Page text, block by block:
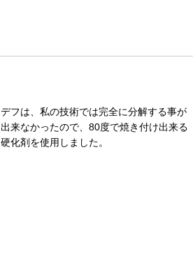
デフは、私の技術では完全に分解する事が
出来なかったので、80度で焼き付け出来る
硬化剤を使用しました。